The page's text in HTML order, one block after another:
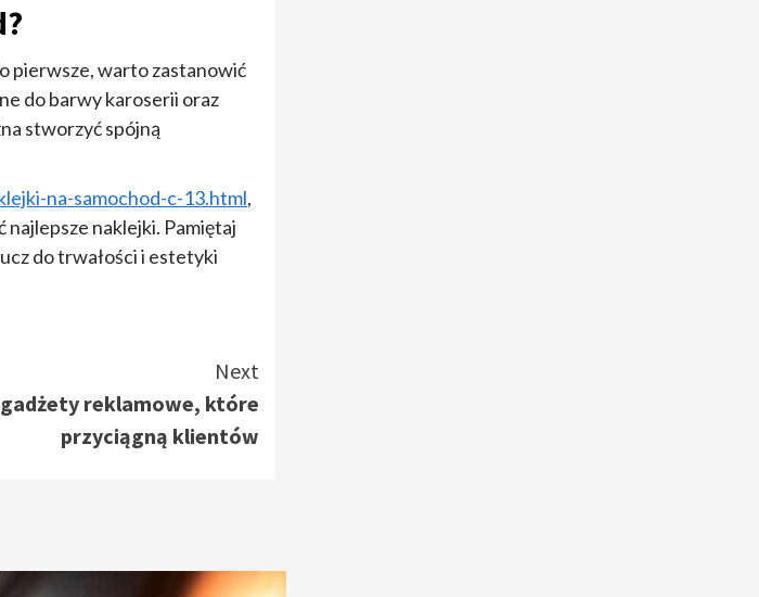
pierwsze, warto zastanowić
do barwy karoserii oraz
stworzyć spójną
na-samochod-c-13.html,
naklejki. Pamiętaj
do trwałości i estetyki
Next
reklamowe, które
przyciągną klientów